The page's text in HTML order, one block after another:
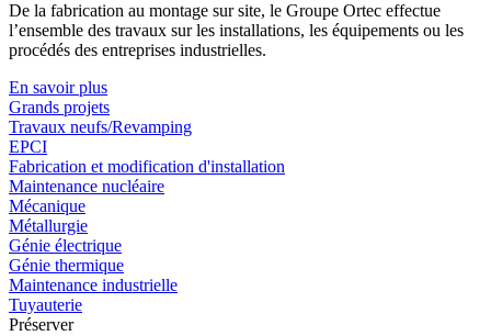
De la fabrication au montage sur site, le Groupe Ortec effectue
l’ensemble des travaux sur les installations, les équipements ou les
procédés des entreprises industrielles.
En savoir plus
Grands projets
Travaux neufs/Revamping
EPCI
Fabrication et modification d'installation
Maintenance nucléaire
Mécanique
Métallurgie
Génie électrique
Génie thermique
Maintenance industrielle
Tuyauterie
Préserver